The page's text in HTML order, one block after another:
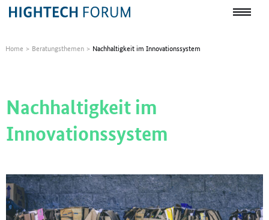
Home Beratungsthemen Nachhaltigkeit im Innovationssystem
Nachhaltigkeit im
Innovationssystem